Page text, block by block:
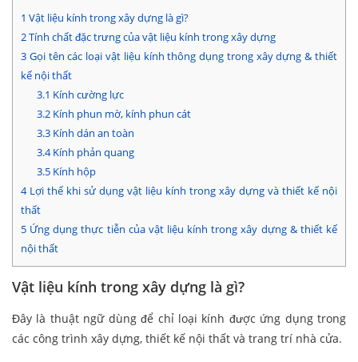
1 Vật liệu kính trong xây dựng là gì?
2Tính chất đặc trưng của vật liệu kính trong xây dựng
3 Gọi tên các loại vật liệu kính thông dụng trong xây dựng & thiết
kế nội thất
3.1 Kính cường lực
3.2Kính phun mờ, kính phun cát
3.3Kính dán an toàn
3.4Kính phản quang
3.5Kính hộp
4Lợi thế khi sử dụng vật liệu kính trong xây dựng và thiết kế nội
thất
5 Ứng dụng thực tiễn của vật liệu kính trong xây dựng & thiết kế
nội thất
Vật liệu kính trong xây dựng là gì?
Đây là thuật ngữ dùng để chỉ loại kính được ứng dụng trong
các công trình xây dựng, thiết kế nội thất và trang trí nhà cửa.